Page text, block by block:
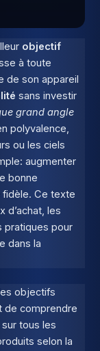
objectif
à toute
de son appareil
sans investir
grand angle
polyvalence,
ou les ciels
augmenter
bonne
Ce texte
d’achat, les
pratiques pour
dans la
objectifs
de comprendre
tous les
selon la